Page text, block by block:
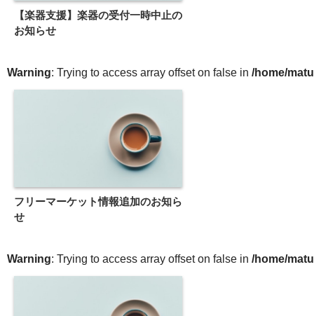
【楽器支援】楽器の受付一時中止の
お知らせ
Warning: Trying to access array offset on false in /home/
フリーマーケット情報追加のお知ら
せ
Warning: Trying to access array offset on false in /home/